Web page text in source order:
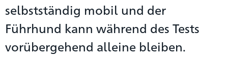
selbstständig mobil und der
Führhund kann während des Tests
vorübergehend alleine bleiben.